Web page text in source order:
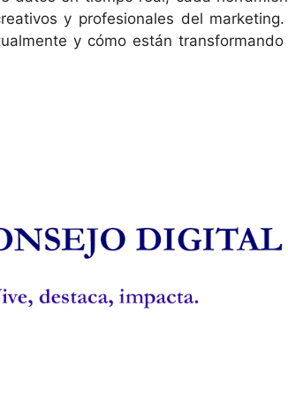
y profesionales del
y cómo están transformando